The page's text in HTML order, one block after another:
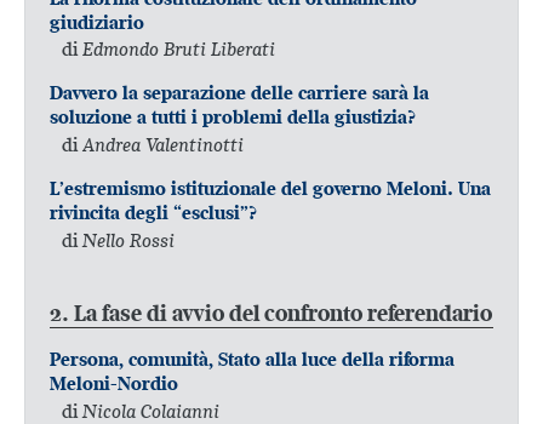
giudiziario
diEdmondo Bruti Liberati
Davvero la separazione delle carriere sarà la
soluzione a tutti i problemi della giustizia?
diAndrea Valentinotti
L’estremismo istituzionale del governo Meloni. Una
rivincita degli “esclusi”?
di Nello Rossi
2. La fase di avvio del confronto referendario
Persona, comunità, Stato alla luce della riforma
Meloni-Nordio
di Nicola Colaianni